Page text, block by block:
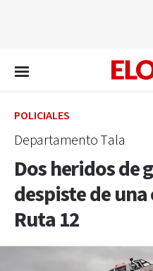
POLICIALES
Departamento Tala
Dos heridos de
despiste de
Ruta 12